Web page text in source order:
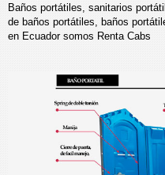
Baños portátiles, sanitarios
de baños portátiles, baños
en Ecuador somos Renta Cabs